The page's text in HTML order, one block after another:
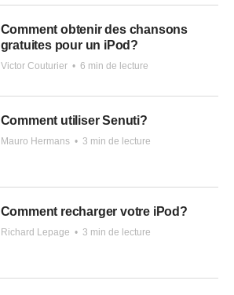
Comment obtenir des chansons
gratuites pour un iPod?
Victor Couturier • 6 min de lecture
Comment utiliser Senuti?
Mauro Hermans • 3 min de lecture
Comment recharger votre iPod?
Richard Lepage • 3 min de lecture